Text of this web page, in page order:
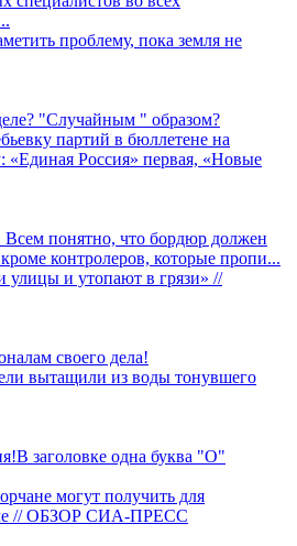
проблему, пока земля не
"Случайным " образом?
партий в бюллетене на
«Единая Россия» первая, «Новые
Всем понятно, что бордюр должен
контролеров, которые пропи...
улицы и утопают в грязи» //
своего дела!
вытащили из воды тонувшего
заголовке одна буква "О"
могут получить для
// ОБЗОР СИА-ПРЕСС